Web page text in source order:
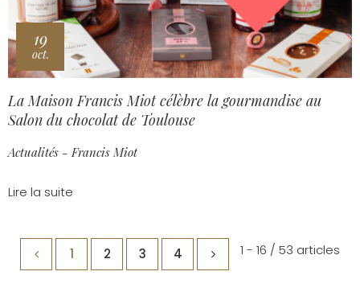
19
oct.
La Maison Francis Miot célèbre la gourmandise au
Salon du chocolat de Toulouse
Actualités - Francis Miot
Lire la suite
1 2 3 4 1 - 16 / 53 articles